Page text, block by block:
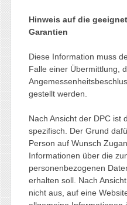
Hinweis auf die
Garantien
Diese Information muss
Falle einer Übermittlung,
gestellt werden.
Nach Ansicht der DPC ist
spezifisch. Der Grund
Person auf Wunsch
Informationen über die
personenbezogenen
erhalten soll. Nach
nicht aus, auf eine